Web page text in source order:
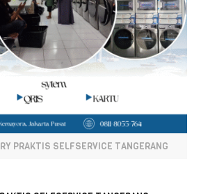
PRAKTIS SELFSERVICE TANGERANG